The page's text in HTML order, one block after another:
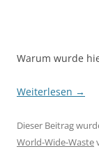
Warum wurde
Weiterlesen →
Dieser Beitrag
World-Wide-Waste